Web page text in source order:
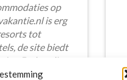
op
is erg
tot
de site biedt
De handige
eenvoudig om